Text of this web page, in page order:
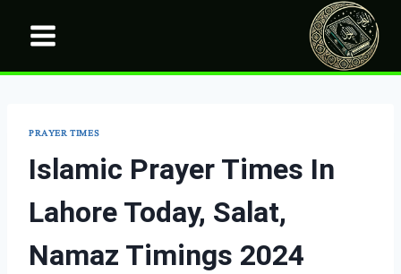
content
PRAYER TIMES
Islamic Prayer Times In
Lahore Today, Salat,
Namaz Timings 2024